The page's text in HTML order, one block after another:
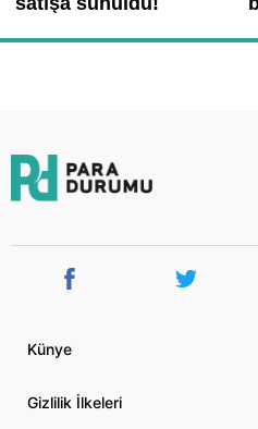
Künye
Gizlilik İlkeleri